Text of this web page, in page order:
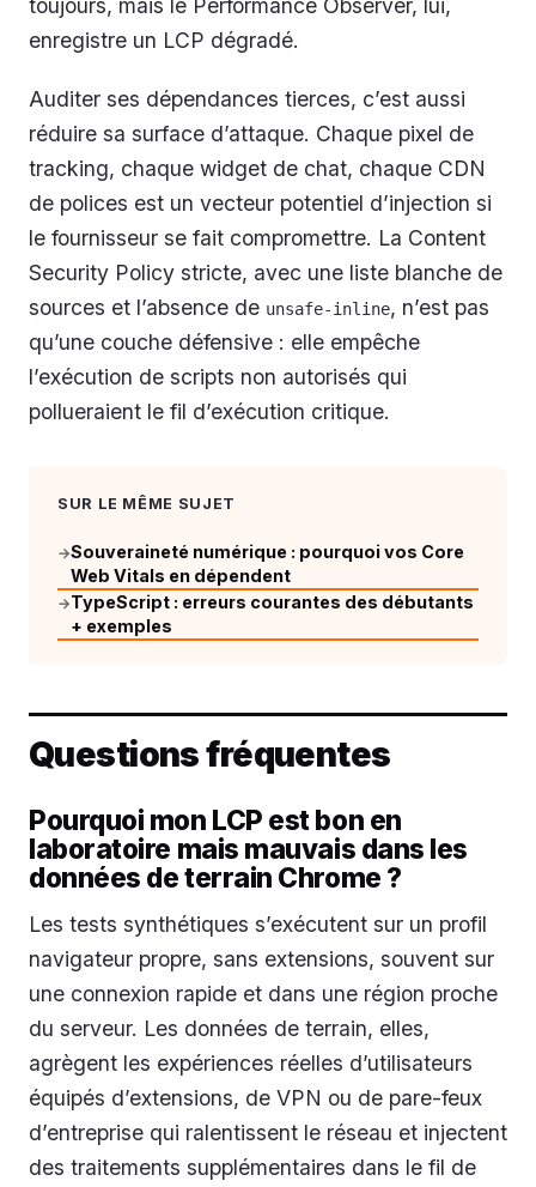
toujours, mais le Performance Observer, lui,
enregistre un LCP dégradé.
Auditer ses dépendances tierces, c’est aussi
réduire sa surface d’attaque. Chaque pixel de
tracking, chaque widget de chat, chaque CDN
de polices est un vecteur potentiel d’injection si
le fournisseur se fait compromettre. La Content
Security Policy stricte, avec une liste blanche de
sources et l’absence de unsafe-inline, n’est pas
qu’une couche défensive : elle empêche
l’exécution de scripts non autorisés qui
pollueraient le fil d’exécution critique.
SUR LE MÊME SUJET
→Souveraineté numérique : pourquoi vos Core
Web Vitals en dépendent
→TypeScript : erreurs courantes des débutants
+ exemples
Questions fréquentes
Pourquoi mon LCP est bon en
laboratoire mais mauvais dans les
données de terrain Chrome ?
Les tests synthétiques s’exécutent sur un profil
navigateur propre, sans extensions, souvent sur
une connexion rapide et dans une région proche
du serveur. Les données de terrain, elles,
agrègent les expériences réelles d’utilisateurs
équipés d’extensions, de VPN ou de pare-feux
d’entreprise qui ralentissent le réseau et injectent
des traitements supplémentaires dans le fil de